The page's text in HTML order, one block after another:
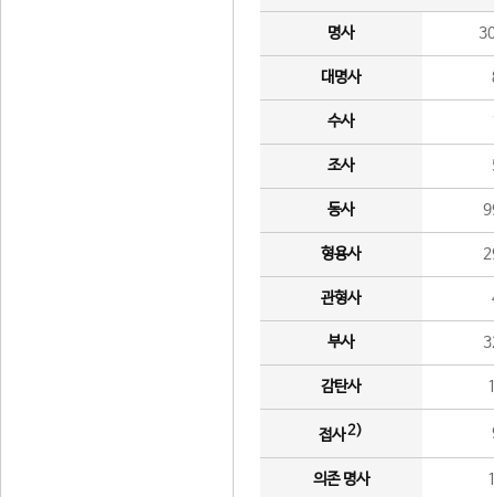
명사
대명사
수사
조사
동사
형용사
관형사
부사
감탄사
접사2)
의존 명사